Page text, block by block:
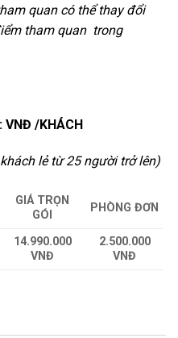
quan có thể thay đổi
tham quan trong
VNĐ /KHÁCH
lẻ từ 25 người trở lên)
GIÁ TRỌN
GÓI
PHÒNG ĐƠN
14.990.000
VNĐ
2.500.000
VNĐ